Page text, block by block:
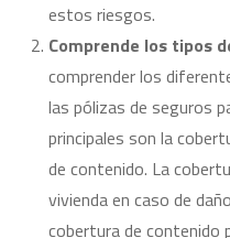
estos riesgos.
Comprende los tipos
comprender los
las pólizas de seguros
principales son la
de contenido. La
vivienda en caso de
cobertura de contenido